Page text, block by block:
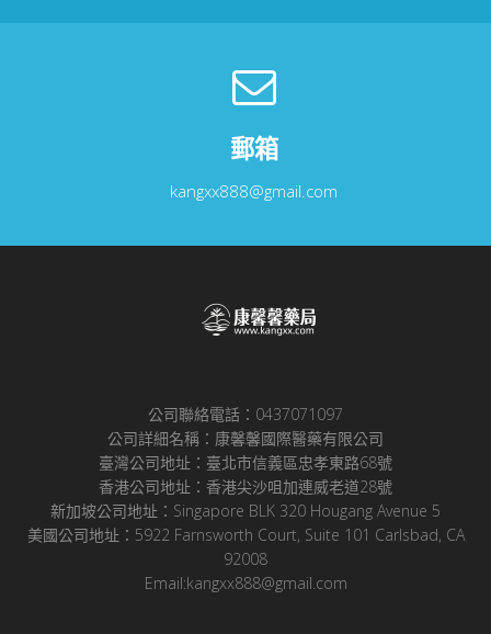
郵箱
kangxx888@gmail.com
公司聯絡電話：0437071097
公司詳細名稱：康馨馨國際醫藥有限公司
臺灣公司地址：臺北市信義區忠孝東路68號
香港公司地址：香港尖沙咀加連威老道28號
新加坡公司地址：Singapore BLK 320 Hougang Avenue 5
美國公司地址：5922 Farnsworth Court, Suite 101 Carlsbad, CA
92008
Email:kangxx888@gmail.com